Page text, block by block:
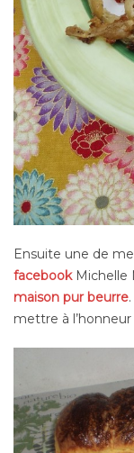
Ensuite une de
facebookMichelle
maison pur beurre
mettre à